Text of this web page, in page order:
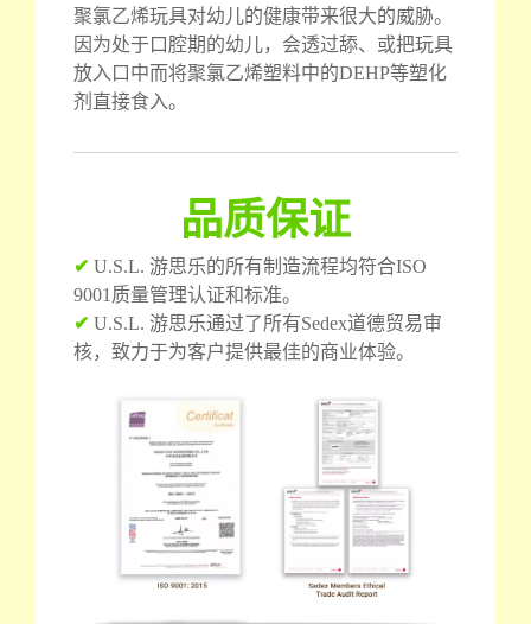
聚氯乙烯玩具对幼儿的健康带来很大的威胁。
因为处于口腔期的幼儿，会透过舔、或把玩具
放入口中而将聚氯乙烯塑料中的DEHP等塑化
剂直接食入。
品质保证
✔ U.S.L. 游思乐的所有制造流程均符合ISO
9001质量管理认证和标准。
✔ U.S.L. 游思乐通过了所有Sedex道德贸易审
核，致力于为客户提供最佳的商业体验。